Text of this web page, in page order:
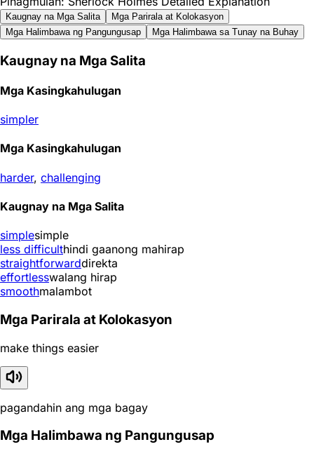
Kaugnay na Mga Salita
Mga Parirala at Kolokasyon
Mga Halimbawa ng Pangungusap
Mga Halimbawa sa Tunay na Buhay
Kaugnay na Mga Salita
Mga Kasingkahulugan
simpler
Mga Kasingkahulugan
harder, challenging
Kaugnay na Mga Salita
simplesimple
less difficulthindi gaanong mahirap
straightforwarddirekta
effortlesswalang hirap
smoothmalambot
Mga Parirala at Kolokasyon
make things easier
pagandahin ang mga bagay
Mga Halimbawa ng Pangungusap